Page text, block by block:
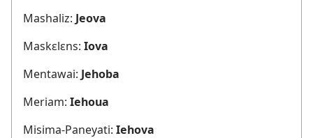
Mashaliz: Jeova
Maskɛlɛns: Iova
Mentawai: Jehoba
Meriam: Iehoua
Misima-Paneyati: Iehova